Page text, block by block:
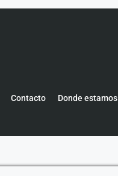
Contacto Donde estamos